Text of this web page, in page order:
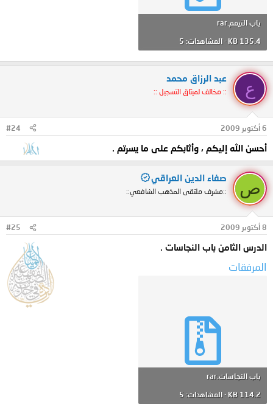
باب التيمم.rar
135.4 KB · المشاهدات: 5
ع
عبد الرزاق محمد
:: مخالف لميثاق التسجيل ::
6 أكتوبر 2009 #24
أحسن الله إليكم ، وأثابكم على ما يسرتم
ص
صفاء الدين العراقي
::مشرف ملتقى المذهب الشافعي::
8 أكتوبر 2009 #25
الدرس الثامن باب النجاسات .
المرفقات
باب النجاسات.rar
114.2 KB · المشاهدات: 5